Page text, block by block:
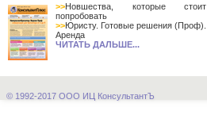
>>Новшества, которые стоит
попробовать
>>Юристу. Готовые решения (Проф).
Аренда
ЧИТАТЬ ДАЛЬШЕ...
© 1992-2017 ООО ИЦ КонсультантЪ